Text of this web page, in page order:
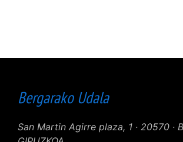
Bergarako Udala
San Martin Agirre plaza, 1 · 20570 ·